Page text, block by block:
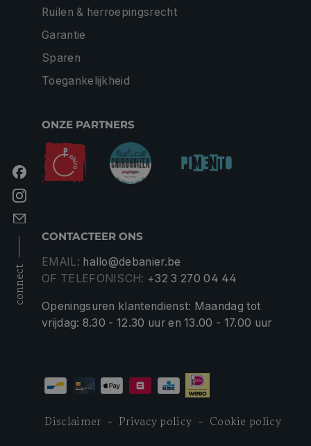
connect
Ruilen & herroepingsrecht
Garantie
Sparen
Toegankelijkheid
ONZE PARTNERS
CONTACTEER ONS
EMAIL: hallo@debanier.be
OF TELEFONISCH: +32 3 270 04 44
Openingsuren klantendienst: Maandag tot
vrijdag: 8.30 - 12.30 uur en 13.00 - 17.00 uur
Disclaimer Privacy policy Cookie policy